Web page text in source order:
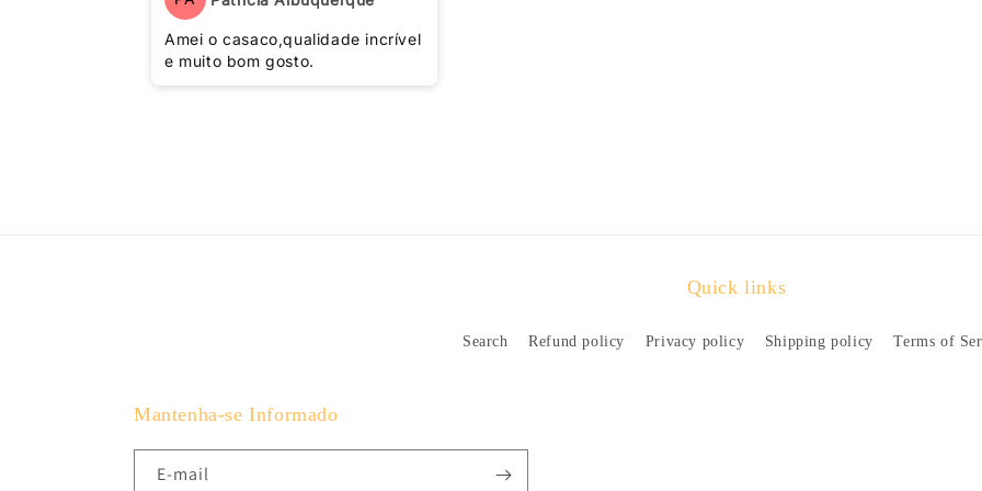
Amei o casaco,qualidade incrível
e muito bom gosto.
Quick links
Search Refund policy Privacy policy Shipping policy Terms of
Mantenha-se Informado
E-mail